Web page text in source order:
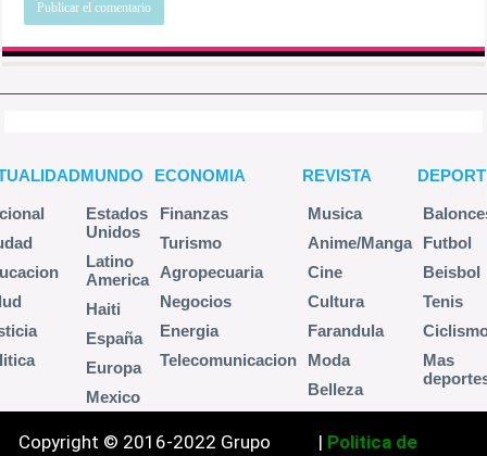
MUNDO
Estados
Unidos
Latino
America
Haiti
España
Europa
Mexico
ECONOMIA
Finanzas
Turismo
Agropecuaria
Negocios
Energia
Telecomunicacion
REVISTA
Musica
Anime/Manga
Cine
Cultura
Farandula
Moda
Belleza
Futbol
Beisbol
Tenis
Mas
Copyright © 2016-2022 Grupo
| Politica de